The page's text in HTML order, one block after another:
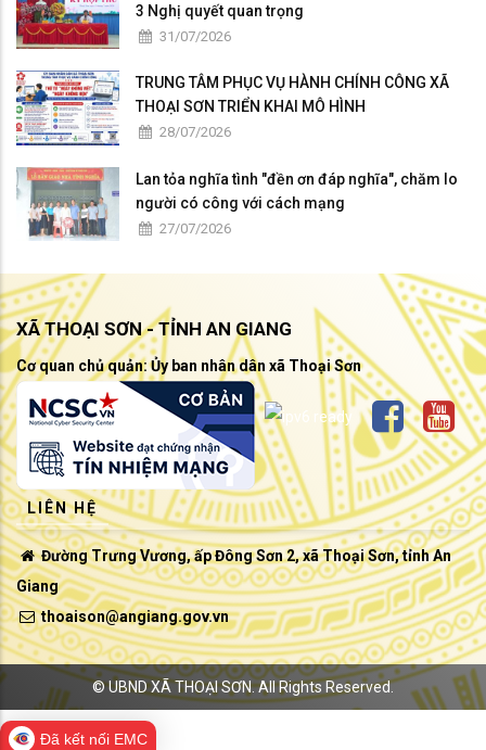
3 Nghị quyết quan trọng
31/07/2026
TRUNG TÂM PHỤC VỤ HÀNH CHÍNH CÔNG XÃ
THOẠI SƠN TRIỂN KHAI MÔ HÌNH
28/07/2026
Lan tỏa nghĩa tình "đền ơn đáp nghĩa", chăm lo
người có công với cách mạng
27/07/2026
XÃ THOẠI SƠN - TỈNH AN GIANG
Cơ quan chủ quản: Ủy ban nhân dân xã Thoại Sơn
LIÊN HỆ
Đường Trưng Vương, ấp Đông Sơn 2, xã Thoại Sơn, tỉnh An
Giang
thoaison@angiang.gov.vn
©UBND XÃ THOẠI SƠN.All Rights Reserved.
Đã kết nối EMC